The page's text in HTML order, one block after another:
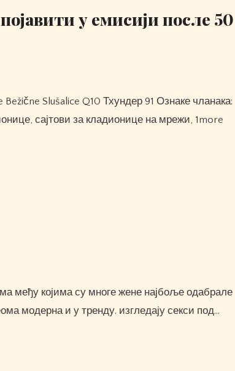
у емисији после 50
сајтови за кладионице на мрежи, 1more
модерна и у тренду. изгледају секси под…